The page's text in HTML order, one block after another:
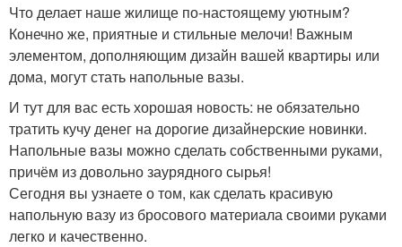
Что делает наше жилище по-настоящему уютным?
Конечно же, приятные и стильные мелочи! Важным
элементом, дополняющим дизайн вашей квартиры или
дома, могут стать напольные вазы.
И тут для вас есть хорошая новость: не обязательно
тратить кучу денег на дорогие дизайнерские новинки.
Напольные вазы можно сделать собственными руками,
причём из довольно заурядного сырья!
Сегодня вы узнаете о том, как сделать красивую
напольную вазу из бросового материала своими руками
легко и качественно.